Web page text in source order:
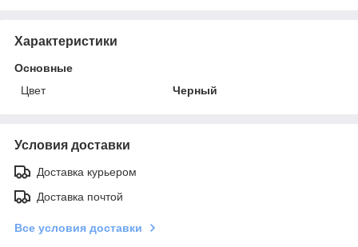
Характеристики
Основные
Цвет
Черный
Условия доставки
Доставка курьером
Доставка почтой
Все условия доставки